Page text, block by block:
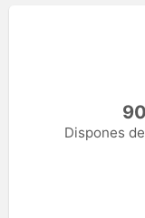
Dispones